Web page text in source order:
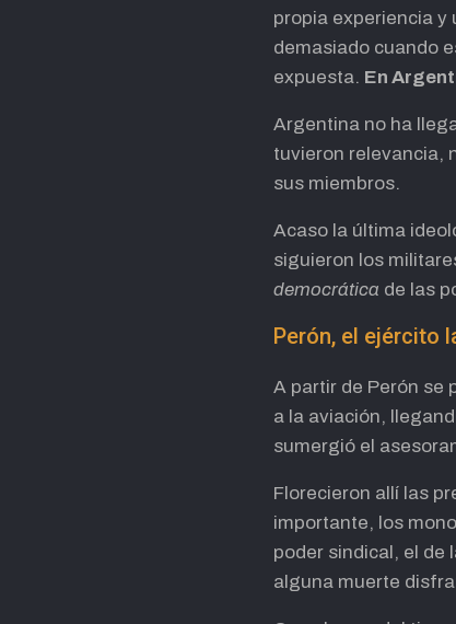
propia experiencia y
demasiado cuando
expuesta. En
Argentina no ha
tuvieron relevancia,
sus miembros.
Acaso la última
siguieron los
democrática de las
Perón, el ejército
A partir de Perón se
a la aviación,
sumergió el
Florecieron allí las
importante, los
poder sindical, el de
alguna muerte